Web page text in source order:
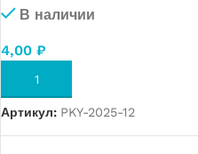
(синий), упак. 500 шт.
В наличии
4,00 ₽
В КОРЗИНУ
Артикул: PKY-2025-12